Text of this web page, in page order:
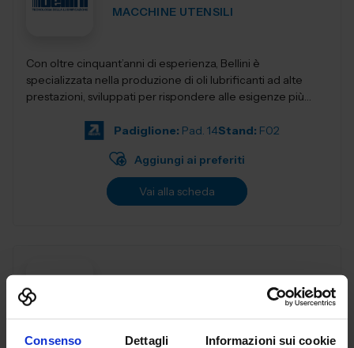
Consenso Dettagli Informazioni sui cookie
MACCHINE UTENSILI
Con oltre cinquant’anni di esperienza, Bellini è
specializzata nella produzione di oli lubrificanti ad alte
prestazioni, sviluppati per rispondere alle esigenze più
Padiglione: Pad. 14Stand: F02
Aggiungi ai preferiti
Vai alla scheda
BERMA MACCHINE SRL